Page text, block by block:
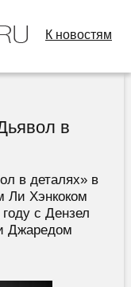
К новостям
в
в деталях» в
Ли Хэнкоком
с Дензел
Джаредом